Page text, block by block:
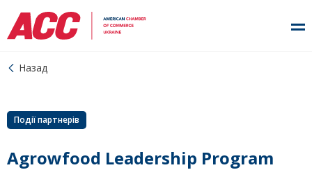
Назад
Події партнерів
Agrowfood Leadership Program